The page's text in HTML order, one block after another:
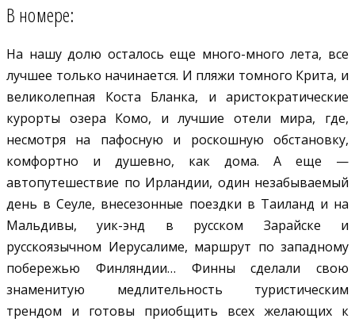
В номере:
На нашу долю осталось еще много-много лета, все
лучшее только начинается. И пляжи томного Крита, и
великолепная Коста Бланка, и аристократические
курорты озера Комо, и лучшие отели мира, где,
несмотря на пафосную и роскошную обстановку,
комфортно и душевно, как дома. А еще —
автопутешествие по Ирландии, один незабываемый
день в Сеуле, внесезонные поездки в Таиланд и на
Мальдивы, уик-энд в русском Зарайске и
русскоязычном Иерусалиме, маршрут по западному
побережью Финляндии… Финны сделали свою
знаменитую медлительность туристическим
трендом и готовы приобщить всех желающих к